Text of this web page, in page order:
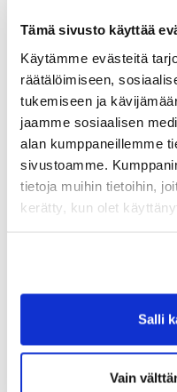
Tämä sivusto käyttää
Käytämme evästeitä
räätälöimiseen,
tukemiseen ja
jaamme sosiaalisen
alan kumppaneillemme
sivustoamme.
tietoja muihin tietoihin,
kerätty, kun olet
Salli
Vain
Valitse seura:
Jäsennumero:
Lisätiedot